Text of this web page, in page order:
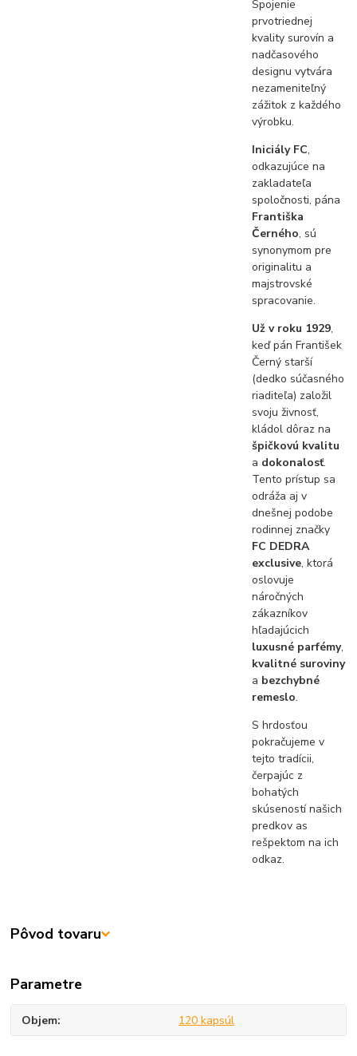
Spojenie
prvotriednej
kvality surovín a
nadčasového
designu vytvára
nezameniteľný
zážitok z každého
výrobku.
Iniciály FC,
odkazujúce na
zakladateľa
spoločnosti, pána
Františka
Černého, sú
synonymom pre
originalitu a
majstrovské
spracovanie.
Už v roku 1929,
keď pán František
Černý starší
(dedko súčasného
riaditeľa) založil
svoju živnosť,
kládol dôraz na
špičkovú kvalitu
a dokonalosť.
Tento prístup sa
odráža aj v
dnešnej podobe
rodinnej značky
FC DEDRA
exclusive, ktorá
oslovuje
náročných
zákazníkov
hľadajúcich
luxusné parfémy,
kvalitné suroviny
a bezchybné
remeslo.
S hrdosťou
pokračujeme v
tejto tradícii,
čerpajúc z
bohatých
skúseností našich
predkov as
rešpektom na ich
odkaz.
Pôvod tovaru
Parametre
Objem 120 kapsúl